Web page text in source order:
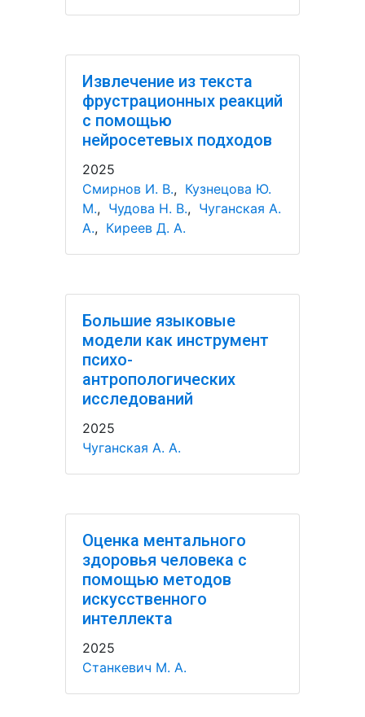
Извлечение из текста
фрустрационных реакций
с помощью
нейросетевых подходов
2025
Смирнов И. В., Кузнецова Ю.
М., Чудова Н. В., Чуганская А.
А., Киреев Д. А.
Большие языковые
модели как инструмент
психо-
антропологических
исследований
2025
Чуганская А. А.
Оценка ментального
здоровья человека с
помощью методов
искусственного
интеллекта
2025
Станкевич М. А.